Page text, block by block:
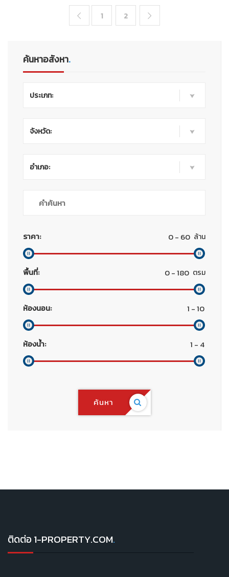
 1 2 
ค้นหาอสังหา.
ประเภท:
จังหวัด:
อำเภอ:
ราคา: ล้าน
พื้นที่: ตรม
ห้องนอน:
ห้องน้ำ:
ค้นหา
ติดต่อ 1-PROPERTY.COM.